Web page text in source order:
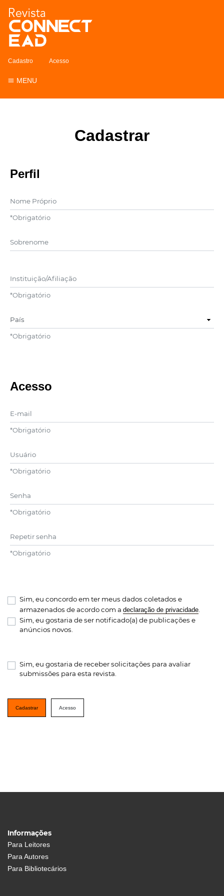
Cadastro Acesso
MENU
Cadastrar
Perfil
Nome Próprio
*Obrigatório
##user.middleName##
Instituição/Afiliação
*Obrigatório
País
*Obrigatório
Acesso
E-mail
*Obrigatório
Usuário
*Obrigatório
Senha
*Obrigatório
Repetir senha
*Obrigatório
Sim, eu concordo em ter meus dados coletados e
armazenados de acordo com a declaração de privacidade
Sim, eu gostaria de ser notificado(a) de publicações e
anúncios novos.
Sim, eu gostaria de receber solicitações para avaliar
submissões para esta revista.
Cadastrar Acesso
Informações
Para Leitores
Para Autores
Para Bibliotecários